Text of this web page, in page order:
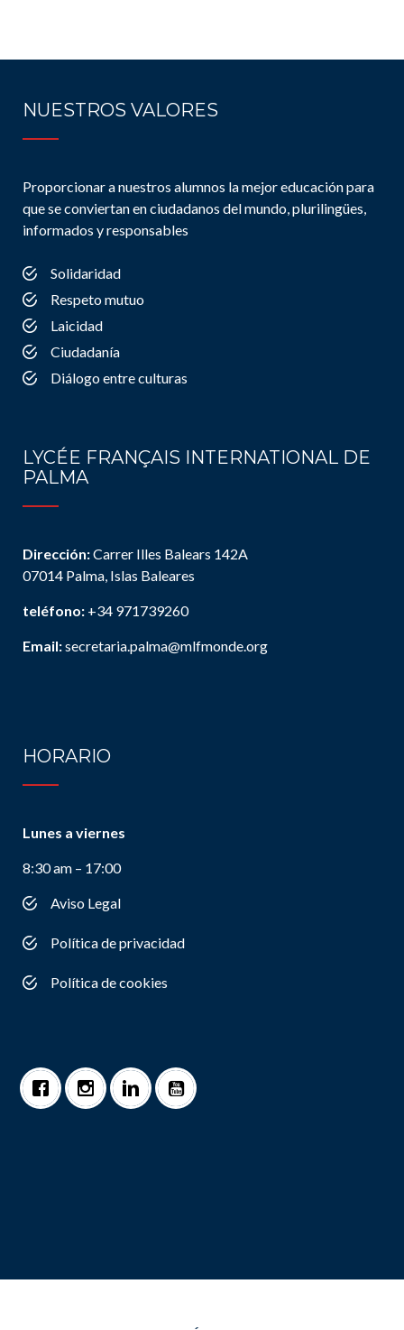
NUESTROS VALORES
Proporcionar a nuestros alumnos la mejor educación para
que se conviertan en ciudadanos del mundo, plurilingües,
informados y responsables
Solidaridad
Respeto mutuo
Laicidad
Ciudadanía
Diálogo entre culturas
LYCÉE FRANÇAIS INTERNATIONAL DE
PALMA
Dirección:Carrer Illes Balears 142A
07014 Palma, Islas Baleares
teléfono: +34 971739260
Email:secretaria.palma@mlfmonde.org
HORARIO
Lunes a viernes
8:30 am – 17:00
Aviso Legal
Política de privacidad
Política de cookies